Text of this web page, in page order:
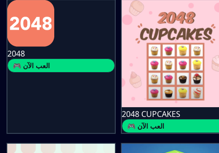
2048
🎮 العب الآن
2048 CUPCAKES
🎮 العب الآن